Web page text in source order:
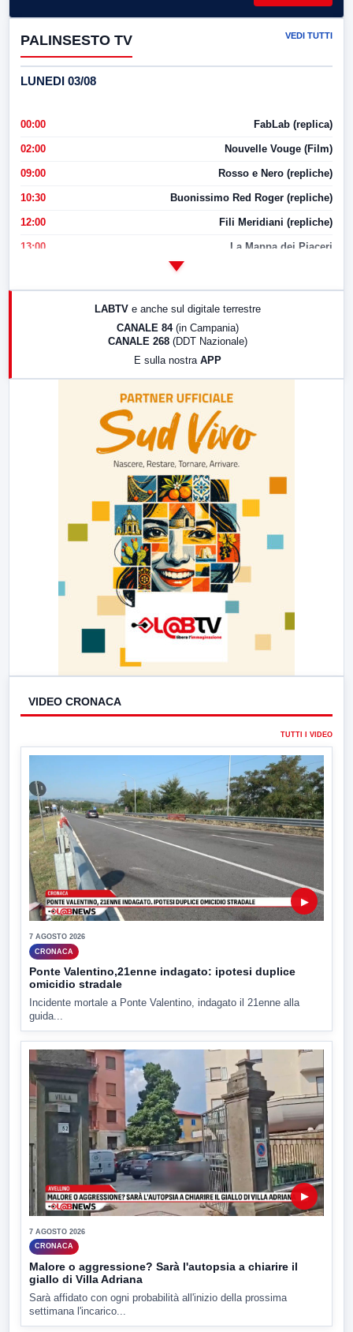
PALINSESTO TV VEDI TUTTI
LUNEDI 03/08
00:00 FabLab (replica)
02:00 Nouvelle Vouge (Film)
09:00 Rosso e Nero (repliche)
10:30 Buonissimo Red Roger (repliche)
12:00 Fili Meridiani (repliche)
13:00 La Mappa dei Piaceri
LABTV e anche sul digitale terrestre
CANALE 84 (in Campania)
CANALE 268 (DDT Nazionale)
E sulla nostra APP
VIDEO CRONACA
TUTTI I VIDEO
▶
7 AGOSTO 2026
CRONACA
Ponte Valentino,21enne indagato: ipotesi duplice
omicidio stradale
Incidente mortale a Ponte Valentino, indagato il 21enne alla
guida...
▶
7 AGOSTO 2026
CRONACA
Malore o aggressione? Sarà l'autopsia a chiarire il
giallo di Villa Adriana
Sarà affidato con ogni probabilità all'inizio della prossima
settimana l'incarico...